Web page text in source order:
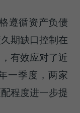
遵循资产负债
期缺口控制在
有效应对了近
一季度，两家
程度进一步提